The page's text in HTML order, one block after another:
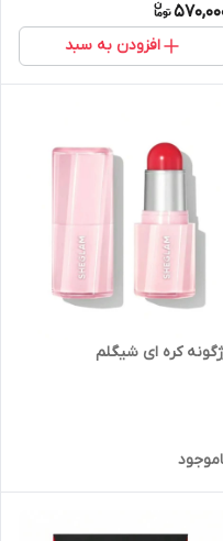
افزودن به سبد
کره ای شیگلم